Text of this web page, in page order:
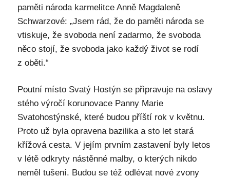
paměti národa karmelitce Anně Magdaleně
Schwarzové: „Jsem rád, že do paměti národa se
vtiskuje, že svoboda není zadarmo, že svoboda
něco stojí, že svoboda jako každý život se rodí
z oběti.“
Poutní místo Svatý Hostýn se připravuje na oslavy
stého výročí korunovace Panny Marie
Svatohostýnské, které budou příští rok v květnu.
Proto už byla opravena bazilika a sto let stará
křížová cesta. V jejím prvním zastavení byly letos
v létě odkryty nástěnné malby, o kterých nikdo
neměl tušení. Budou se též odlévat nové zvony